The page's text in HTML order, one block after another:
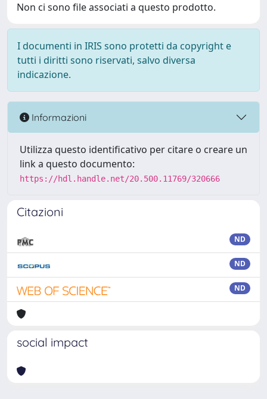
Non ci sono file associati a questo prodotto.
I documenti in IRIS sono protetti da copyright e
tutti i diritti sono riservati, salvo diversa
indicazione.
Informazioni
Utilizza questo identificativo per citare o creare un
link a questo documento:
https://hdl.handle.net/20.500.11769/320666
Citazioni
ND
ND
ND
social impact